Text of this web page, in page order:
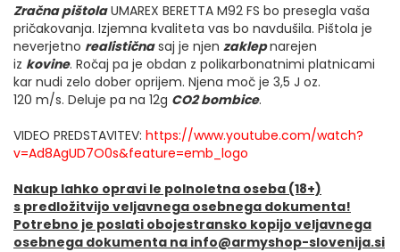
Zračna pištolaUMAREX BERETTA M92 FS bo presegla vaša
pričakovanja. Izjemna kvaliteta vas bo navdušila. Pištola je
neverjetno realističnasaj je njen zaklepnarejen
iz kovine. Ročaj pa je obdan z polikarbonatnimi platnicami
kar nudi zelo dober oprijem. Njena moč je 3,5 J oz.
120 m/s. Deluje pa na 12g CO2 bombice.
VIDEO PREDSTAVITEV: https://www.youtube.com/watch?
v=Ad8AgUD7O0s&feature=emb_logo
Nakup lahko opravi le polnoletna oseba (18+)
s predložitvijo veljavnega osebnega dokumenta!
Potrebno je poslati obojestransko kopijo veljavnega
osebnega dokumenta na info@armyshop-slovenija.si